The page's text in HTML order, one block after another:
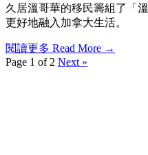
久居溫哥華的移民籌組了「
更好地融入加拿大生活。
閱讀更多 Read More →
Page 1 of 2 Next »